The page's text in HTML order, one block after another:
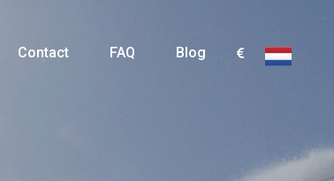
Contact FAQ Blog